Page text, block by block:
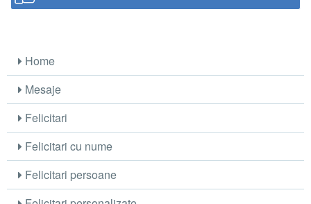
Home
Mesaje
Felicitari
Felicitari cu nume
Felicitari persoane